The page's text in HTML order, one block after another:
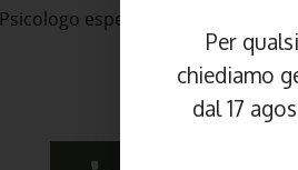
Psicologo esperto in
Polizia
Per
chiediamo
dal 17